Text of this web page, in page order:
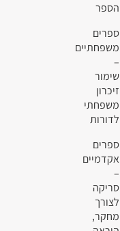
הספר
ספרים
משפחתיים
–
שימור
זיכרון
משפחתי
לדורות
ספרים
אקדמיים
–
סריקה
לצורך
מחקר,